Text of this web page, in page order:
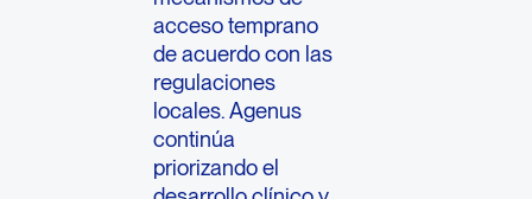
acceso temprano
de acuerdo con las
regulaciones
locales. Agenus
continúa
priorizando el